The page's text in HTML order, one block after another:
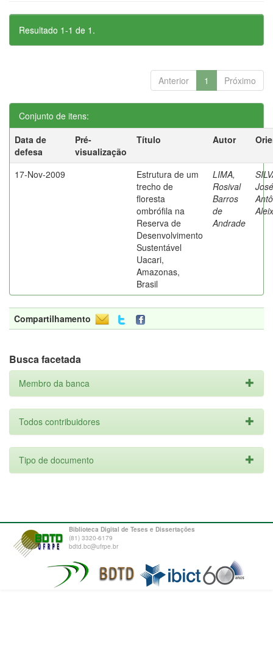
Resultado 1-1 de 1.
Anterior 1 Próximo
Conjunto de itens:
Data de
defesa
Pré-
visualização
Título Autor
17-Nov-2009
Estrutura de um
trecho de
floresta
ombrófila na
Reserva de
Desenvolvimento
Sustentável
Uacari,
Amazonas,
Brasil
LIMA,
Rosival
Barros
de
Andrade
José
Compartilhamento
Busca facetada
Membro da banca
Todos contribuidores
Tipo de documento
Biblioteca Digital de Teses e Dissertações
(81) 3320-6179
bdtd.bc@ufrpe.br